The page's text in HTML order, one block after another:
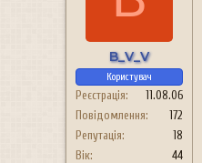
B_V_V
Користувач
Реєстрація
11.08.06
Повідомлення
172
Репутація
18
Вік
44